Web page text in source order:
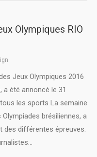
Olympiques RIO
Jeux Olympiques 2016
a été annoncé le 31
les sports La semaine
Olympiades brésiliennes, a
des différentes épreuves.